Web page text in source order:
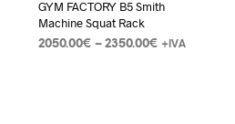
GYM FACTORY B5 Smith
Machine Squat Rack
2050.00€ – 2350.00€ +IVA